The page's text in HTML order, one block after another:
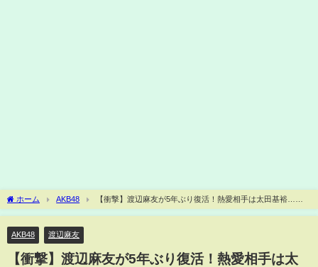
ホーム AKB48
【衝撃】渡辺麻友が5年ぶり復活！熱愛相手は太田基裕…引
退の真相と新たなスタートに密着
AKB48 渡辺麻友
【衝撃】渡辺麻友が5年ぶり復活！熱愛相手は太